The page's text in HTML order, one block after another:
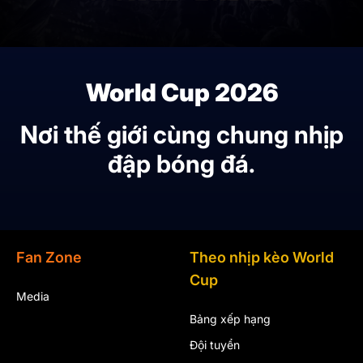
World Cup 2026
Nơi thế giới cùng chung nhịp
đập bóng đá.
Fan Zone
Media
Theo nhịp kèo World
Cup
Bảng xếp hạng
Đội tuyển